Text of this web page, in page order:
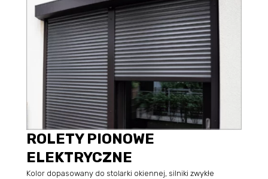
ROLETY PIONOWE
ELEKTRYCZNE
Kolor dopasowany do stolarki okiennej, silniki zwykłe